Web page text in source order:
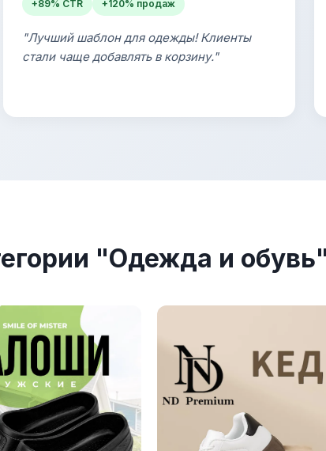
+89% CTR +120% продаж
"Лучший шаблон для одежды! Клиенты
стали чаще добавлять в корзину."
"Одежда и